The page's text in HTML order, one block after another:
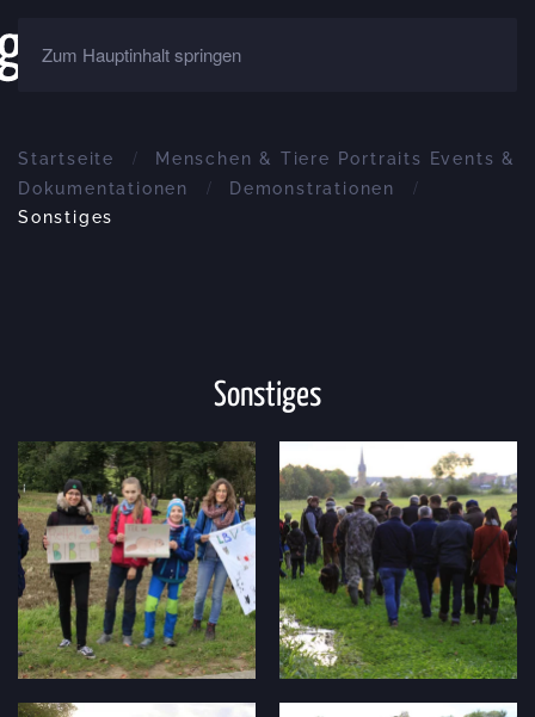
Zum Hauptinhalt springen
Startseite
Menschen & Tiere Portraits Events &
Dokumentationen
Demonstrationen
Sonstiges
Sonstiges